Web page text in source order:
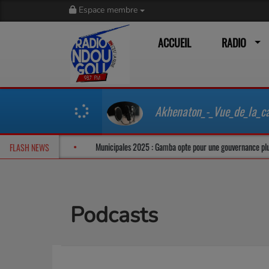
Espace membre
ACCUEIL RADIO
Akhenaton_-
FLASH NEWS
dans un climat tendu Municipales 2025 : Gamba opte pour une
Podcasts